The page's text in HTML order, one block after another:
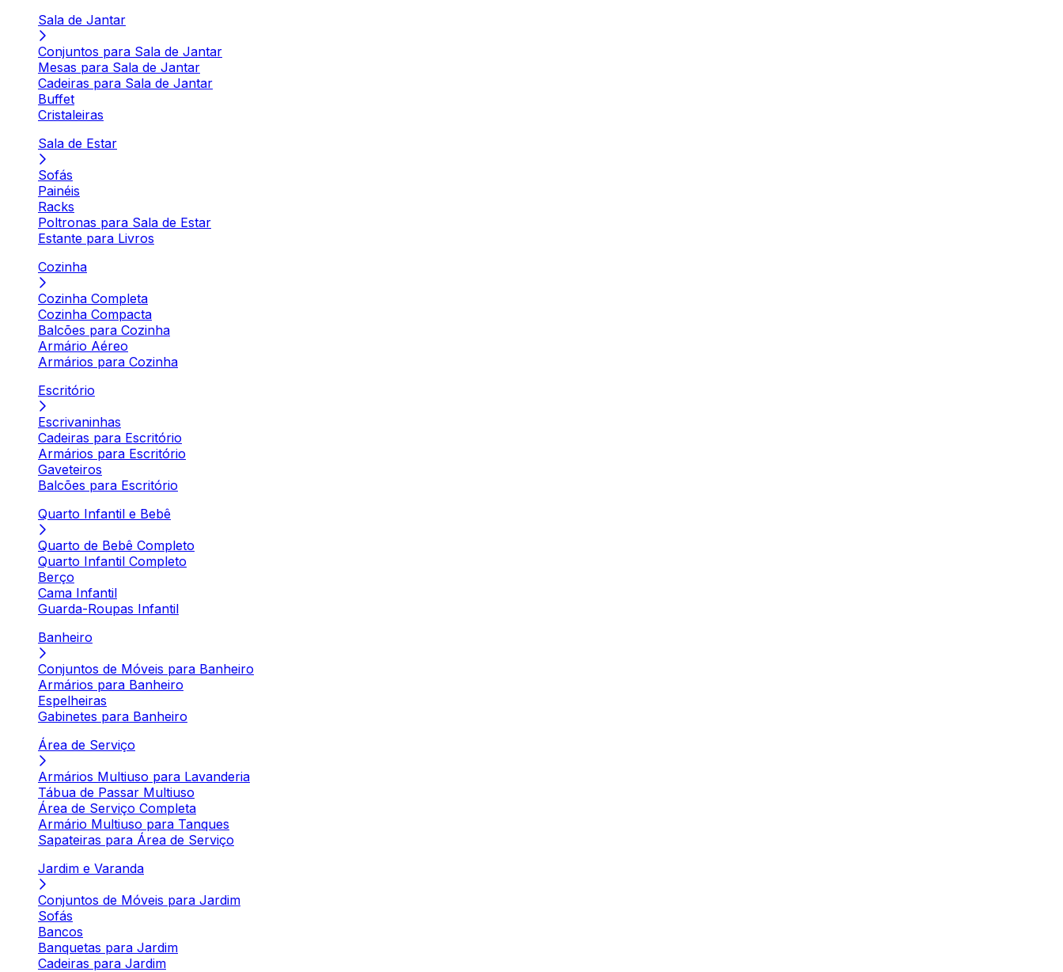
Sala de Jantar
Conjuntos para Sala de Jantar
Mesas para Sala de Jantar
Cadeiras para Sala de Jantar
Buffet
Cristaleiras
Sala de Estar
Sofás
Painéis
Racks
Poltronas para Sala de Estar
Estante para Livros
Cozinha
Cozinha Completa
Cozinha Compacta
Balcões para Cozinha
Armário Aéreo
Armários para Cozinha
Escritório
Escrivaninhas
Cadeiras para Escritório
Armários para Escritório
Gaveteiros
Balcões para Escritório
Quarto Infantil e Bebê
Quarto de Bebê Completo
Quarto Infantil Completo
Berço
Cama Infantil
Guarda-Roupas Infantil
Banheiro
Conjuntos de Móveis para Banheiro
Armários para Banheiro
Espelheiras
Gabinetes para Banheiro
Área de Serviço
Armários Multiuso para Lavanderia
Tábua de Passar Multiuso
Área de Serviço Completa
Armário Multiuso para Tanques
Sapateiras para Área de Serviço
Jardim e Varanda
Conjuntos de Móveis para Jardim
Sofás
Bancos
Banquetas para Jardim
Cadeiras para Jardim